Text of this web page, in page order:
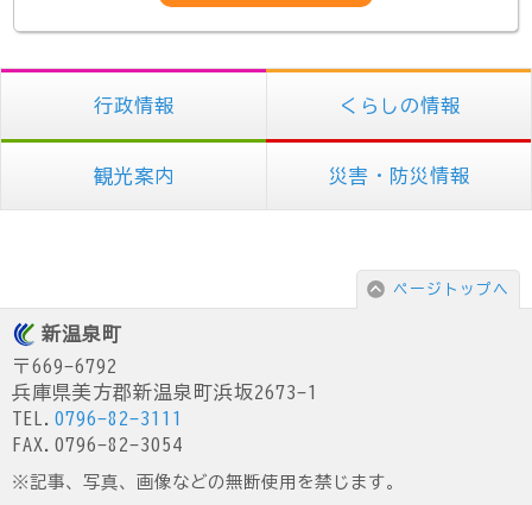
行政情報 くらしの情報
観光案内 災害・防災情報
ページトップへ
新温泉町
〒669-6792
兵庫県美方郡新温泉町浜坂2673-1
TEL. 0796-82-3111
FAX.0796-82-3054
※記事、写真、画像などの無断使用を禁じます。